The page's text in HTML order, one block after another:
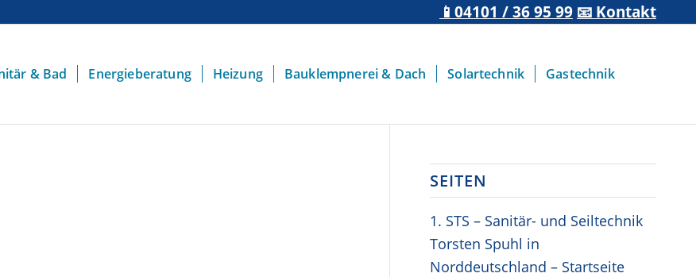
📱04101 / 36 95 99 📧 Kontakt
& Bad Energieberatung Heizung Bauklempnerei & Dach Solartechnik Gastechnik
SEITEN
1. STS – Sanitär- und Seiltechnik
Torsten Spuhl in
Norddeutschland – Startseite